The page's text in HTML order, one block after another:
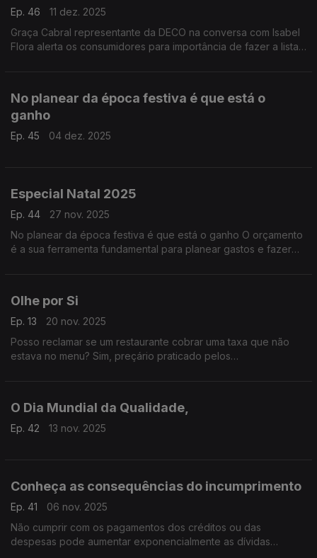
Ep. 46
11 dez. 2025
Graça Cabral representante da DECO na conversa com Isabel
Flora alerta os consumidores para importância de fazer a lista
No planear da época festiva é que está o
ganho
Ep. 45 04 dez. 2025
Especial Natal 2025
Ep. 44
27 nov. 2025
No planear da época festiva é que está o ganho O orçamento
é a sua ferramenta fundamental para planear gastos e fazer
Olhe por Si
Ep. 13
20 nov. 2025
Posso reclamar se um restaurante cobrar uma taxa que não
estava no menu? Sim, preçário praticado pelos
O Dia Mundial da Qualidade,
Ep. 42 13 nov. 2025
Conheça as consequências do incumprimento
Ep. 41
06 nov. 2025
Não cumprir com os pagamentos dos créditos ou das
despesas pode aumentar exponencialmente as dívidas